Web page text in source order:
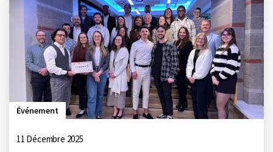
Événement
11 Décembre 2025